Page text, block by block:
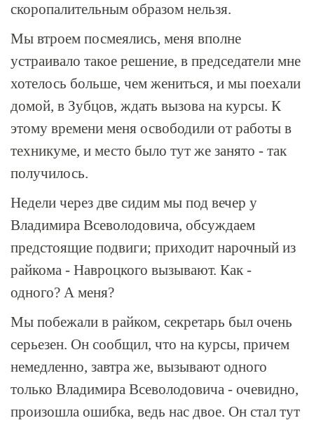
скоропалительным образом нельзя.
Мы втроем посмеялись, меня вполне
устраивало такое решение, в председатели мне
хотелось больше, чем жениться, и мы поехали
домой, в Зубцов, ждать вызова на курсы. К
этому времени меня освободили от работы в
техникуме, и место было тут же занято - так
получилось.
Недели через две сидим мы под вечер у
Владимира Всеволодовича, обсуждаем
предстоящие подвиги; приходит нарочный из
райкома - Навроцкого вызывают. Как -
одного? А меня?
Мы побежали в райком, секретарь был очень
серьезен. Он сообщил, что на курсы, причем
немедленно, завтра же, вызывают одного
только Владимира Всеволодовича - очевидно,
произошла ошибка, ведь нас двое. Он стал тут